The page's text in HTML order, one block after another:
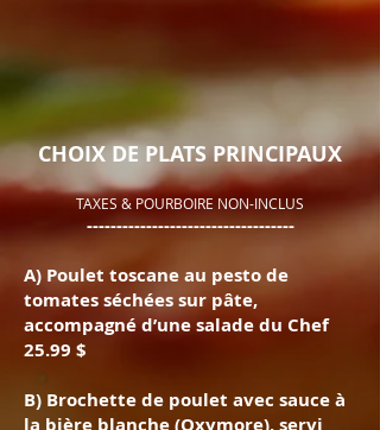
CHOIX DE PLATS PRINCIPAUX
TAXES & POURBOIRE NON-INCLUS
-----------------------------------
A) Poulet toscane au pesto de
tomates séchées sur pâte,
accompagné d’une salade du Chef
25.99 $
B) Brochette de poulet avec sauce à
la bière blanche (Oxymore), servi